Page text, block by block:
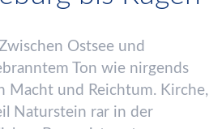
Ostsee und
Ton wie nirgends
Macht und Reichtum. Kirche,
Naturstein rar in der